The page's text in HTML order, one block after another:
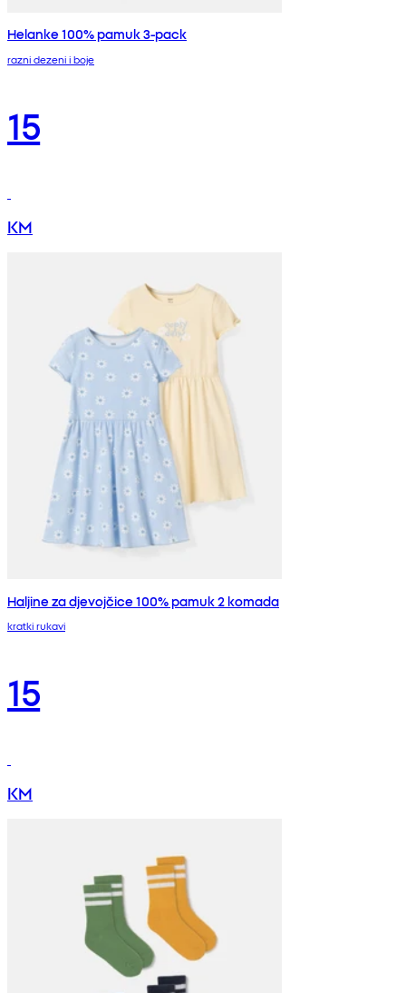
Helanke 100% pamuk 3-pack
razni dezeni i boje
15
KM
Haljine za djevojčice 100% pamuk 2 komada
kratki rukavi
15
KM